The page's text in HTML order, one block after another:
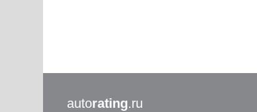
autorating.ru